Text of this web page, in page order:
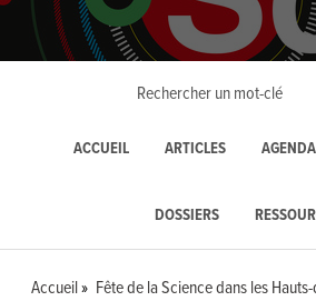
ACCUEIL ARTICLES AGENDA
DOSSIERS
Accueil
Fête de la Science dans les